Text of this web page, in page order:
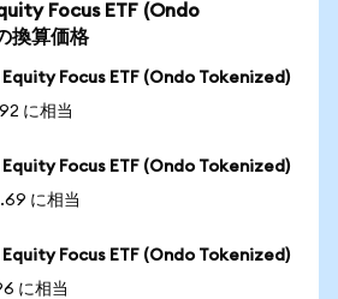
Focus ETF (Ondo
換算価格
Focus ETF (Ondo Tokenized)
に相当
Focus ETF (Ondo Tokenized)
に相当
Focus ETF (Ondo Tokenized)
に相当